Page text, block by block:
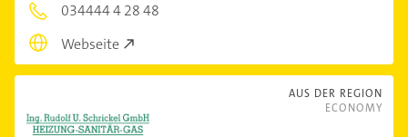
034444 4 28 48
Webseite
AUS DER REGION
ECONOMY